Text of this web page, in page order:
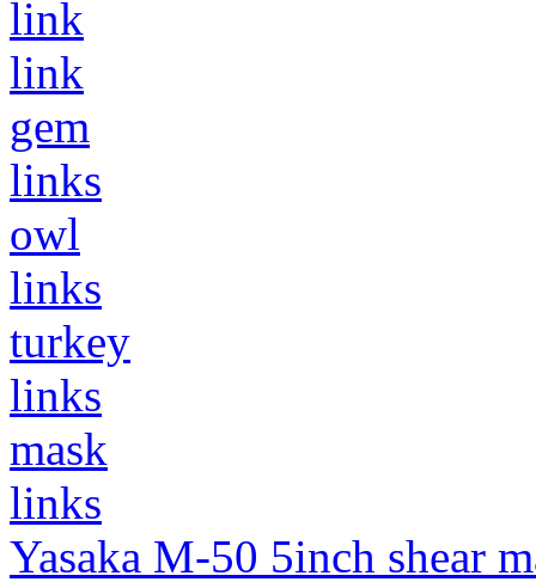
link
link
gem
links
owl
links
turkey
links
mask
links
Yasaka M-50 5inch shear